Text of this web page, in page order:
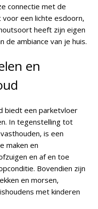
connectie met de
een lichte esdoorn,
heeft zijn eigen
de ambiance van je huis.
en
biedt een parketvloer
In tegenstelling tot
is een
maken en
en af en toe
Bovendien zijn
en morsen,
met kinderen